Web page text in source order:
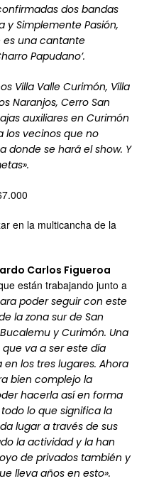
dos bandas
y Simplemente Pasión,
es una cantante
Papudano’.
Villa Valle Curimón, Villa
Naranjos, Cerro San
auxiliares en Curimón
los vecinos que no
se hará el show. Y
en la multicancha de la
Carlos Figueroa
están trabajando junto a
poder seguir con este
la zona sur de San
y Curimón. Una
va a ser este día
los tres lugares. Ahora
bien complejo la
hacerla así en forma
lo que significa la
lugar a través de sus
la actividad y la han
de privados también y
lleva años en esto».